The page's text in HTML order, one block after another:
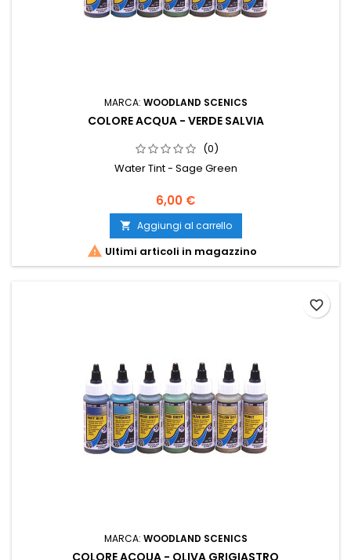
MARCA: WOODLAND SCENICS
COLORE ACQUA - VERDE SALVIA
(0)
Water Tint - Sage Green
6,00 €
 Aggiungi al carrello
 Ultimi articoli in magazzino
MARCA: WOODLAND SCENICS
favorite_border